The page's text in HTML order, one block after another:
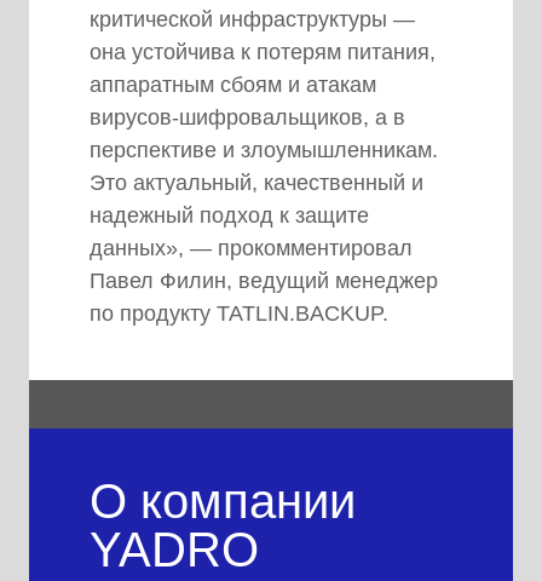
критической инфраструктуры —
она устойчива к потерям питания,
аппаратным сбоям и атакам
вирусов-шифровальщиков, а в
перспективе и злоумышленникам.
Это актуальный, качественный и
надежный подход к защите
данных», — прокомментировал
Павел Филин, ведущий менеджер
по продукту TATLIN.BACKUP.
О компании
YADRO